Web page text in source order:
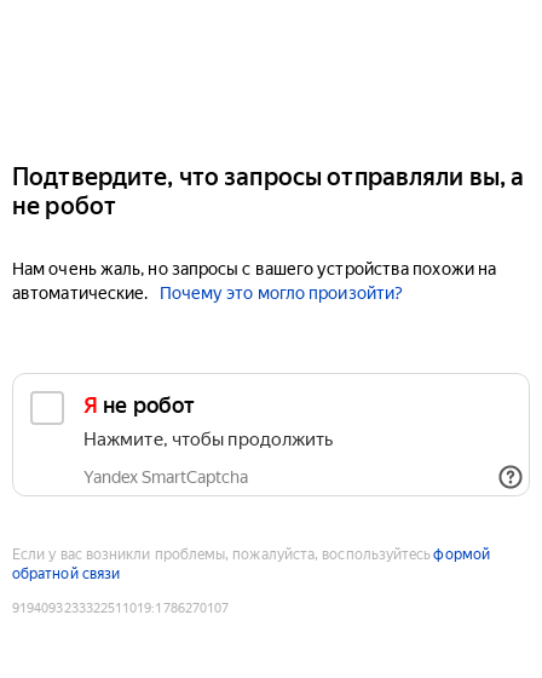
Подтвердите, что запросы отправляли вы, а
не робот
Нам очень жаль, но запросы с вашего устройства похожи на
автоматические.
Почему это могло произойти?
Я не робот
Нажмите, чтобы продолжить
Yandex SmartCaptcha
Если у вас возникли проблемы, пожалуйста, воспользуйтесьформой
обратной связи
9194093233322511019:1786270107